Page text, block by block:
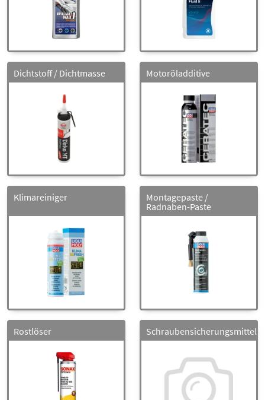
Dichtstoff / Dichtmasse Motoröladditive
Klimareiniger
Montagepaste /
Radnaben-Paste
Rostlöser Schraubensicherungsmittel